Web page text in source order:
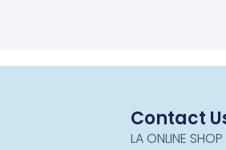
Contact
LA ONLINE SHOP